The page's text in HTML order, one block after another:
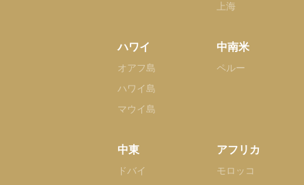
ハワイ
オアフ島
ハワイ島
マウイ島
中東
ドバイ
上海
中南米
ペルー
アフリカ
モロッコ